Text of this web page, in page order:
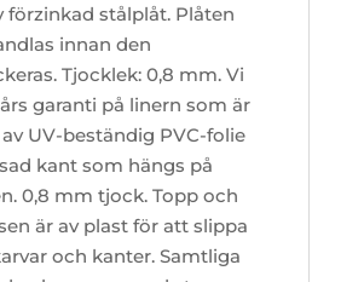
förzinkad stålplåt. Plåten
innan den
Tjocklek: 0,8 mm. Vi
garanti på linern som är
UV-beständig PVC-folie
kant som hängs på
0,8 mm tjock. Topp och
är av plast för att slippa
och kanter. Samtliga